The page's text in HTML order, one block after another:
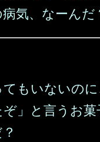
気、なーんだ
てもいないの
」と言うお菓